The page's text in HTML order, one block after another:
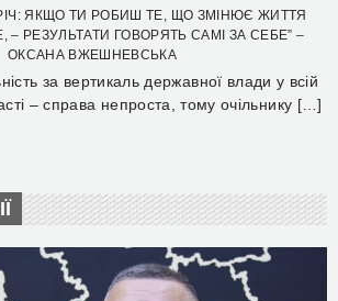
ЯКЩО ТИ РОБИШ ТЕ, ЩО ЗМІНЮЄ ЖИТТЯ
РЕЗУЛЬТАТИ ГОВОРЯТЬ САМІ ЗА СЕБЕ” –
ОКСАНА ВЖЕШНЕВСЬКА
за вертикаль державної влади у всій
– справа непроста, тому очільнику […]